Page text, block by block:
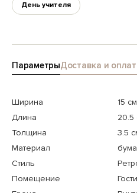
День учителя
ПараметрыДоставка и
Ширина
15 см
Длина
20.5
Толщина
3.5
Материал
Стиль
Помещение